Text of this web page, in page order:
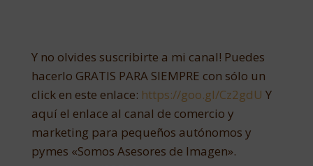
Y no olvides suscribirte a mi canal! Puedes
hacerlo GRATIS PARA SIEMPRE con sólo un
click en este enlace: https://goo.gl/Cz2gdU Y
aquí el enlace al canal de comercio y
marketing para pequeños autónomos y
pymes «Somos Asesores de Imagen».